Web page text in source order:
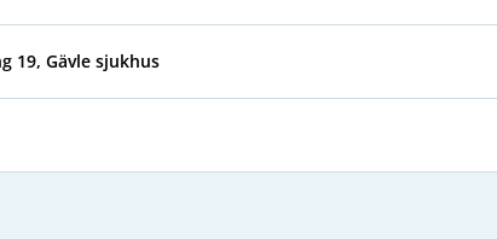
19, Gävle sjukhus